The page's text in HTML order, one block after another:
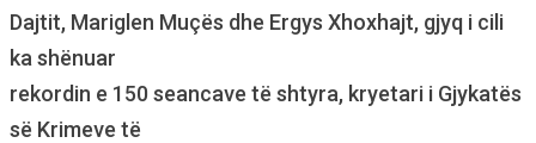
Dajtit, Mariglen Muçës dhe Ergys Xhoxhajt, gjyq i cili
ka shënuar
rekordin e 150 seancave të shtyra, kryetari i Gjykatës
së Krimeve të